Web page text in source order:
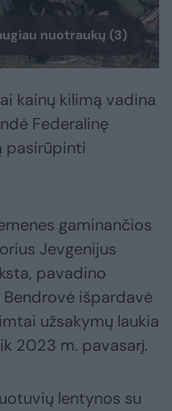
nuotraukų (3)
kainų kilimą vadina
Federalinę
pasirūpinti
gaminančios
Jevgenijus
pavadino
Bendrovė išpardavė
užsakymų laukia
2023 m. pavasarį.
lentynos su